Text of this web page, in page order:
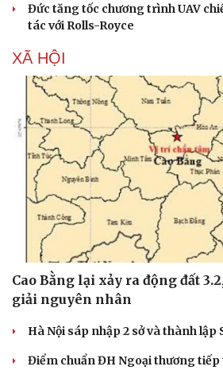
Đức tăng tốc chương trình UAV
tác với Rolls-Royce
XÃ HỘI
Cao Bằng lại xảy ra động đất
giải nguyên nhân
Hà Nội sáp nhập 2 sở và thành lập
Điểm chuẩn ĐH Ngoại thương tiếp